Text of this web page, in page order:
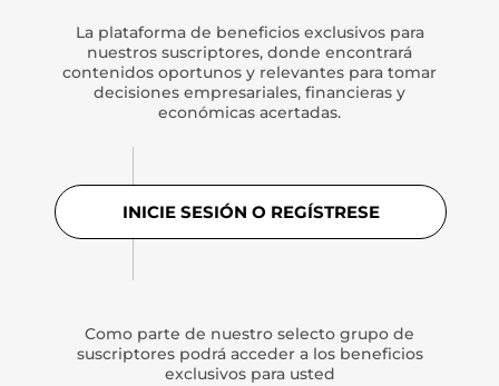
La plataforma de beneficios exclusivos para
nuestros suscriptores, donde encontrará
contenidos oportunos y relevantes para tomar
decisiones empresariales, financieras y
económicas acertadas.
INICIE SESIÓN O REGÍSTRESE
Como parte de nuestro selecto grupo de
suscriptores podrá acceder a los beneficios
exclusivos para usted